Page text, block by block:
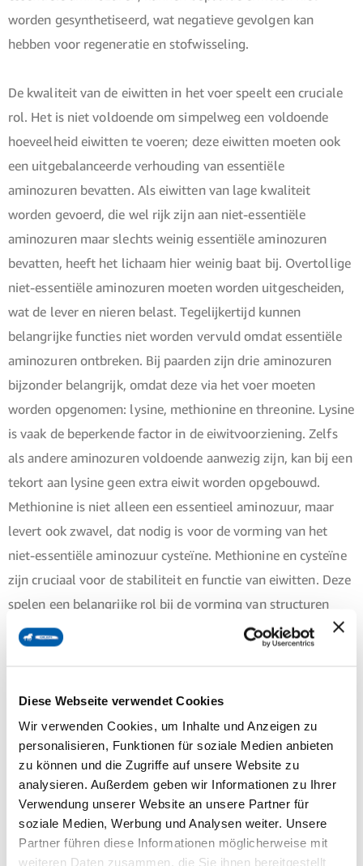
Diese Webseite verwendet Cookies
Wir verwenden Cookies, um Inhalte und Anzeigen zu
personalisieren, Funktionen für soziale Medien anbieten
zu können und die Zugriffe auf unsere Website zu
analysieren. Außerdem geben wir Informationen zu Ihrer
Verwendung unserer Website an unsere Partner für
soziale Medien, Werbung und Analysen weiter. Unsere
Partner führen diese Informationen möglicherweise mit
weiteren Daten zusammen, die Sie ihnen bereitgestellt
worden gesynthetiseerd, wat negatieve gevolgen kan
hebben voor regeneratie en stofwisseling.
De kwaliteit van de eiwitten in het voer speelt een cruciale
rol. Het is niet voldoende om simpelweg een voldoende
hoeveelheid eiwitten te voeren; deze eiwitten moeten ook
een uitgebalanceerde verhouding van essentiële
aminozuren bevatten. Als eiwitten van lage kwaliteit
worden gevoerd, die wel rijk zijn aan niet-essentiële
aminozuren maar slechts weinig essentiële aminozuren
bevatten, heeft het lichaam hier weinig baat bij. Overtollige
niet-essentiële aminozuren moeten worden uitgescheiden,
wat de lever en nieren belast. Tegelijkertijd kunnen
belangrijke functies niet worden vervuld omdat essentiële
aminozuren ontbreken. Bij paarden zijn drie aminozuren
bijzonder belangrijk, omdat deze via het voer moeten
worden opgenomen: lysine, methionine en threonine. Lysine
is vaak de beperkende factor in de eiwitvoorziening. Zelfs
als andere aminozuren voldoende aanwezig zijn, kan bij een
tekort aan lysine geen extra eiwit worden opgebouwd.
Methionine is niet alleen een essentieel aminozuur, maar
levert ook zwavel, dat nodig is voor de vorming van het
niet-essentiële aminozuur cysteïne. Methionine en cysteïne
zijn cruciaal voor de stabiliteit en functie van eiwitten. Deze
spelen een belangrijke rol bij de vorming van structuren
zoals hoeven en haren en voor een gezonde huid en
luchtwegen. Threonine fungeert ook als bouwsteen voor
bepaalde niet-essentiële aminozuren.
De verwerking en samenstelling van het voer beïnvloeden
de beschikbaarheid van aminozuren. Hydrothermische
behandelingen, zoals die bij sterk bewerkte voedermiddelen
voorkomen, kunnen aminozuren vernietigen. Daarom is het
belangrijk om bij dergelijke voedermiddelen te letten op